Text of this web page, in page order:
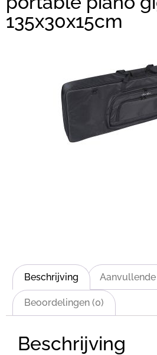
135x30x15cm
Beschrijving
Beoordelingen (0)
Beschrijving